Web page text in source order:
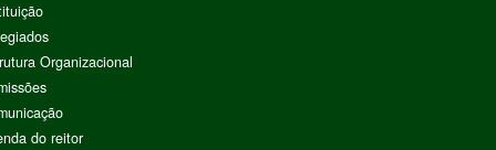
Organizacional
do reitor